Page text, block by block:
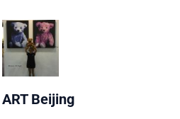
ART Beijing